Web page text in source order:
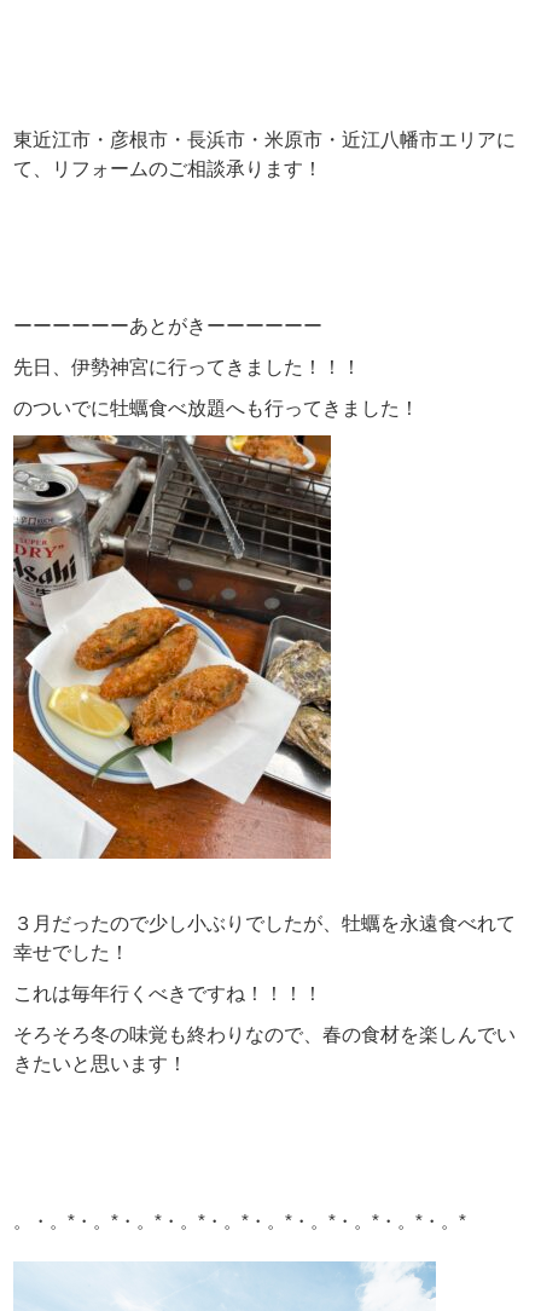
東近江市・彦根市・長浜市・米原市・近江八幡市エリアに
て、リフォームのご相談承ります！
ーーーーーーあとがきーーーーーー
先日、伊勢神宮に行ってきました！！！
のついでに牡蠣食べ放題へも行ってきました！
３月だったので少し小ぶりでしたが、牡蠣を永遠食べれて
幸せでした！
これは毎年行くべきですね！！！！
そろそろ冬の味覚も終わりなので、春の食材を楽しんでい
きたいと思います！
。・。*・。*・。*・。*・。*・。*・。*・。*・。*・。*